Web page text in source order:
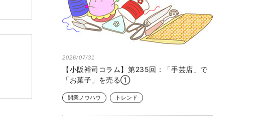
2026/07/31
【小阪裕司コラム】第235回：「手芸店」で
「お菓子」を売る①
開業ノウハウ トレンド